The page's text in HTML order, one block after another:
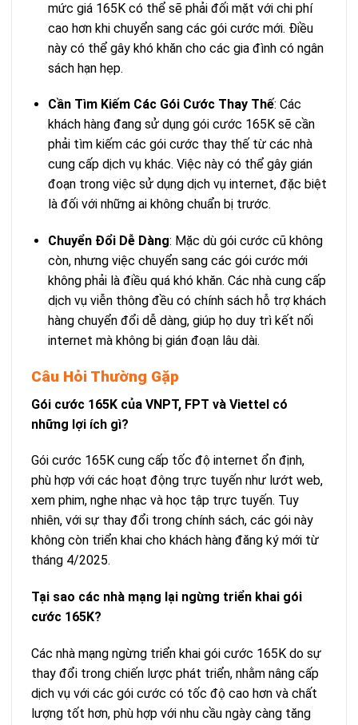
mức giá 165K có thể sẽ phải đối mặt với chi phí
cao hơn khi chuyển sang các gói cước mới. Điều
này có thể gây khó khăn cho các gia đình có ngân
sách hạn hẹp.
Cần Tìm Kiếm Các Gói Cước Thay Thế: Các
khách hàng đang sử dụng gói cước 165K sẽ cần
phải tìm kiếm các gói cước thay thế từ các nhà
cung cấp dịch vụ khác. Việc này có thể gây gián
đoạn trong việc sử dụng dịch vụ internet, đặc biệt
là đối với những ai không chuẩn bị trước.
Chuyển Đổi Dễ Dàng: Mặc dù gói cước cũ không
còn, nhưng việc chuyển sang các gói cước mới
không phải là điều quá khó khăn. Các nhà cung cấp
dịch vụ viễn thông đều có chính sách hỗ trợ khách
hàng chuyển đổi dễ dàng, giúp họ duy trì kết nối
internet mà không bị gián đoạn lâu dài.
Câu Hỏi Thường Gặp
Gói cước 165K của VNPT, FPT và Viettel có
những lợi ích gì?
Gói cước 165K cung cấp tốc độ internet ổn định,
phù hợp với các hoạt động trực tuyến như lướt web,
xem phim, nghe nhạc và học tập trực tuyến. Tuy
nhiên, với sự thay đổi trong chính sách, các gói này
không còn triển khai cho khách hàng đăng ký mới từ
tháng 4/2025.
Tại sao các nhà mạng lại ngừng triển khai gói
cước 165K?
Các nhà mạng ngừng triển khai gói cước 165K do sự
thay đổi trong chiến lược phát triển, nhằm nâng cấp
dịch vụ với các gói cước có tốc độ cao hơn và chất
lượng tốt hơn, phù hợp với nhu cầu ngày càng tăng